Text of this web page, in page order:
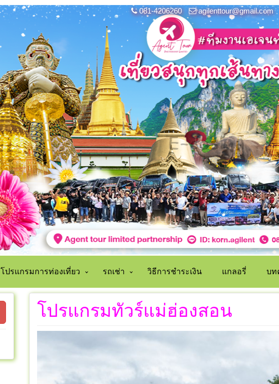
081-4206260 agilenttour@gmail.com
โปรแกรมการท่องเที่ยว รถเช่า วิธีการชำระเงิน แกลอรี่ บท
โปรแกรมทัวร์แม่ฮ่องสอน